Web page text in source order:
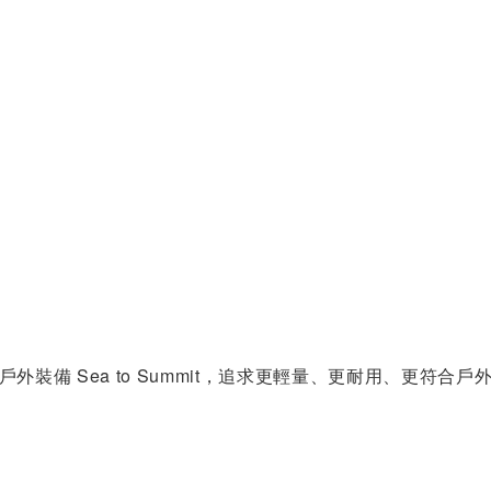
外裝備 Sea to Summit，追求更輕量、更耐用、更符合戶外